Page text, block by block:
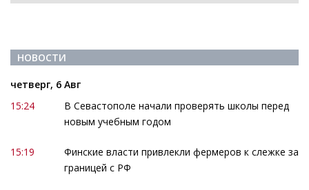
НОВОСТИ
четверг, 6 Авг
15:24
В Севастополе начали проверять школы перед
новым учебным годом
15:19
Финские власти привлекли фермеров к слежке за
границей с РФ